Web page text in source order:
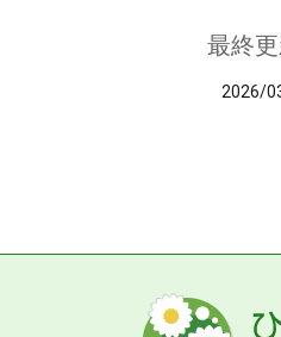
最終
2026/